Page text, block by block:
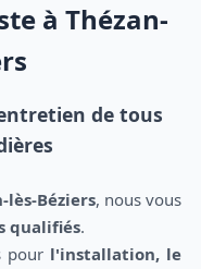
à Thézan-
de tous
lès-Béziers, nous vous
qualifiés.
pour l'installation, le